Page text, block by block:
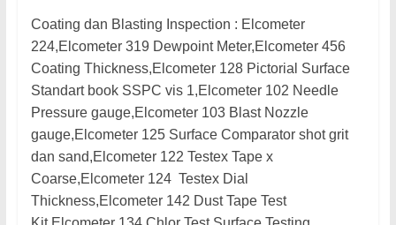
Coating dan Blasting Inspection : Elcometer
224,Elcometer 319 Dewpoint Meter,Elcometer 456
Coating Thickness,Elcometer 128 Pictorial Surface
Standart book SSPC vis 1,Elcometer 102 Needle
Pressure gauge,Elcometer 103 Blast Nozzle
gauge,Elcometer 125 Surface Comparator shot grit
dan sand,Elcometer 122 Testex Tape x
Coarse,Elcometer 124 Testex Dial
Thickness,Elcometer 142 Dust Tape Test